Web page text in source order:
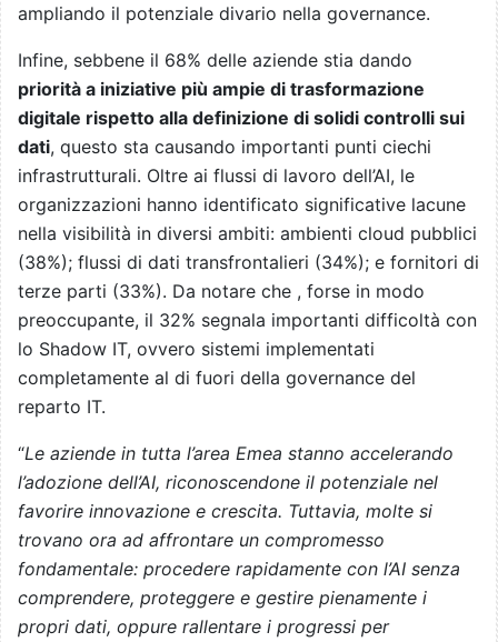
ampliando il potenziale divario nella governance.
Infine, sebbene il 68% delle aziende stia dando
priorità a iniziative più ampie di trasformazione
digitale rispetto alla definizione di solidi controlli sui
dati, questo sta causando importanti punti ciechi
infrastrutturali. Oltre ai flussi di lavoro dell’AI, le
organizzazioni hanno identificato significative lacune
nella visibilità in diversi ambiti: ambienti cloud pubblici
(38%); flussi di dati transfrontalieri (34%); e fornitori di
terze parti (33%). Da notare che , forse in modo
preoccupante, il 32% segnala importanti difficoltà con
lo Shadow IT, ovvero sistemi implementati
completamente al di fuori della governance del
reparto IT.
“Le aziende in tutta l’area Emea stanno accelerando
l’adozione dell’AI, riconoscendone il potenziale nel
favorire innovazione e crescita. Tuttavia, molte si
trovano ora ad affrontare un compromesso
fondamentale: procedere rapidamente con l’AI senza
comprendere, proteggere e gestire pienamente i
propri dati, oppure rallentare i progressi per